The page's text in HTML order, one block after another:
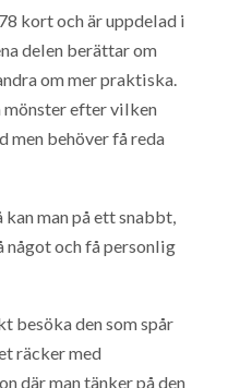
kort och är uppdelad i
delen berättar om
om mer praktiska.
efter vilken
men behöver få reda
kan man på ett snabbt,
något och få personlig
besöka den som spår
räcker med
där man tänker på den